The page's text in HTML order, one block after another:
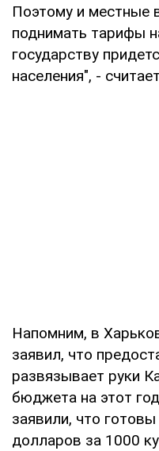
Поэтому и местные
поднимать тарифы
государству
населения", -
Напомним, в
заявил, что
развязывает руки
бюджета на этот
заявили, что
долларов за 1000